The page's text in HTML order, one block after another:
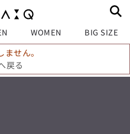
WOMEN BIG SIZE
せん。
戻る